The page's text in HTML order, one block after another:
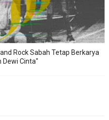
Rock Sabah Tetap Berkarya
Dewi Cinta"